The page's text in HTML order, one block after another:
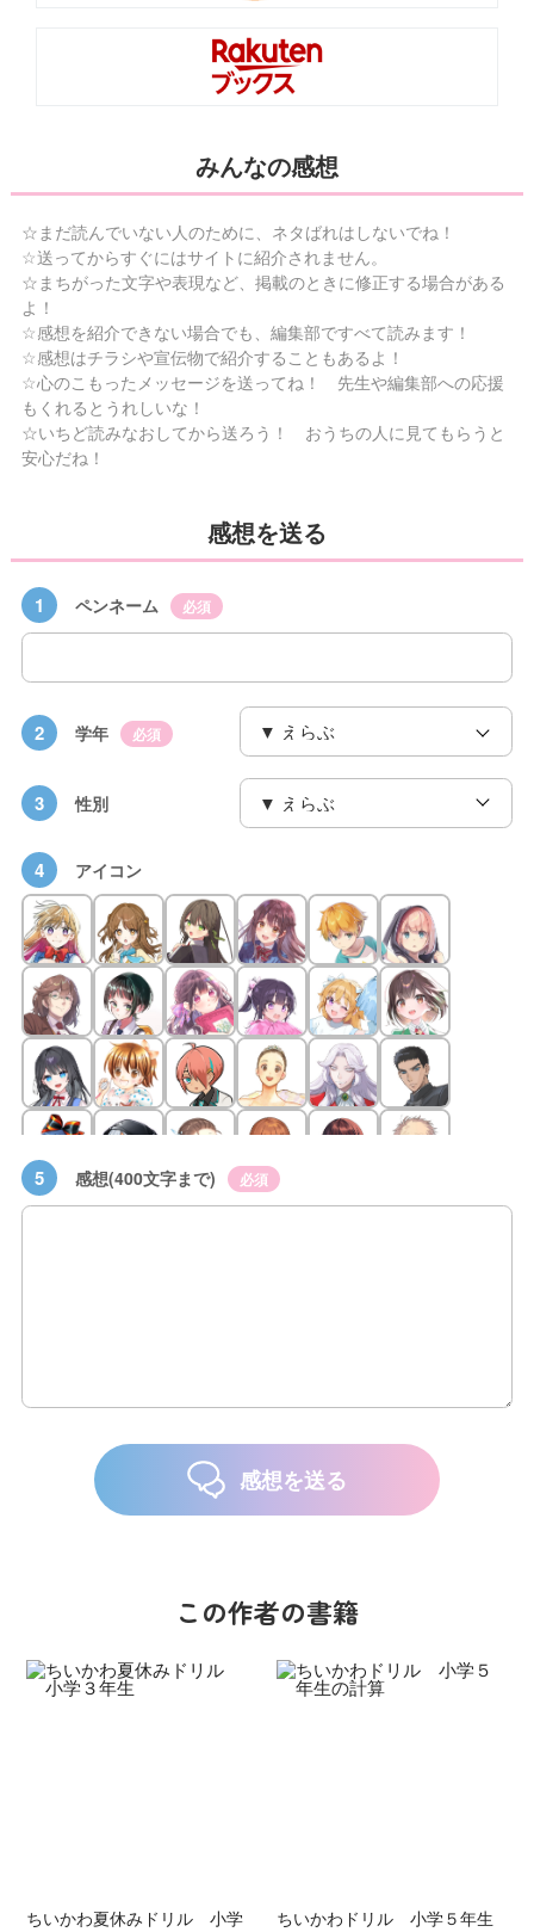
みんなの感想
☆まだ読んでいない人のために、ネタばれはしないでね！
☆送ってからすぐにはサイトに紹介されません。
☆まちがった文字や表現など、掲載のときに修正する場合がある
よ！
☆感想を紹介できない場合でも、編集部ですべて読みます！
☆感想はチラシや宣伝物で紹介することもあるよ！
☆心のこもったメッセージを送ってね！ 先生や編集部への応援
もくれるとうれしいな！
☆いちど読みなおしてから送ろう！ おうちの人に見てもらうと
安心だね！
感想を送る
1 ペンネーム 必須
2 学年 必須
3 性別
4 アイコン
5 感想(400文字まで) 必須
感想を送る
この作者の書籍
ちいかわ夏休みドリル 小学 ちいかわドリル 小学５年生